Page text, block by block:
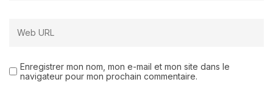
Enregistrer mon nom, mon e-mail et mon site dans le
navigateur pour mon prochain commentaire.